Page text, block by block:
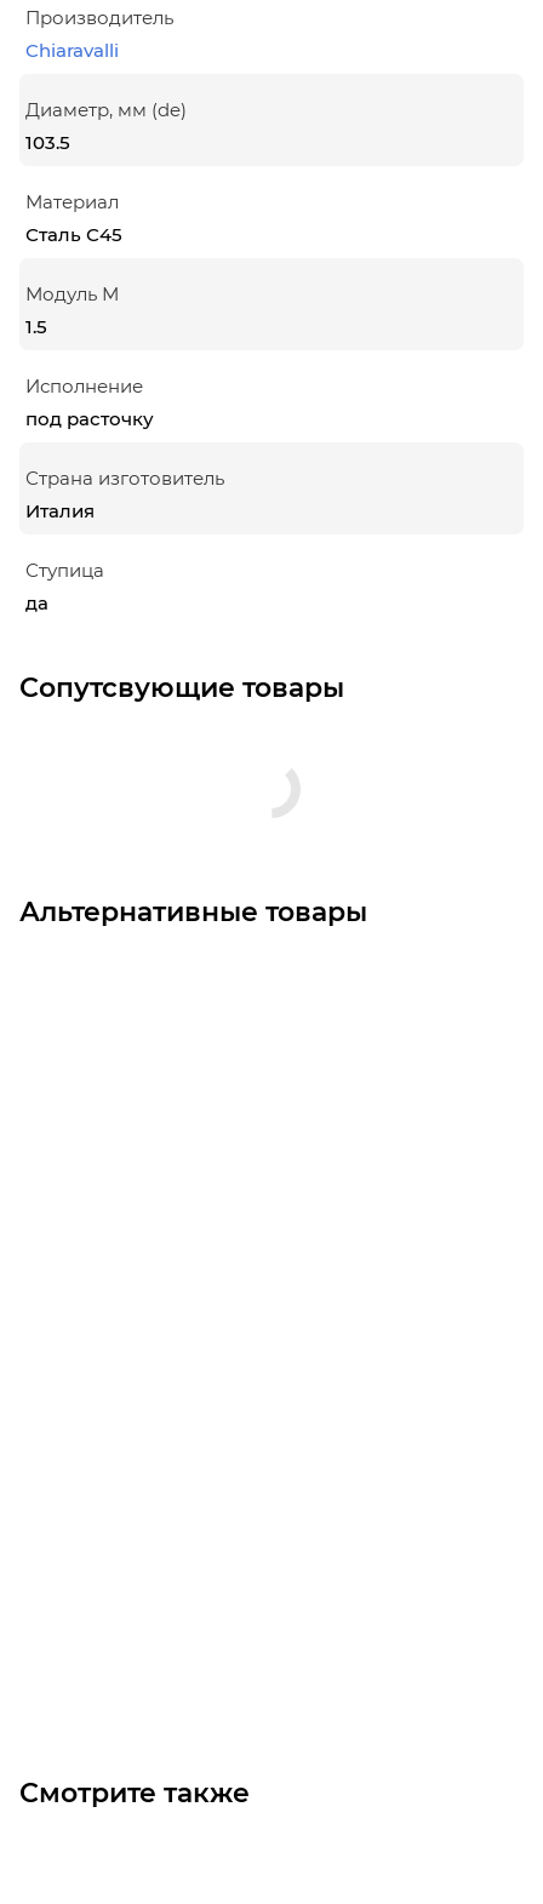
Производитель
Chiaravalli
Диаметр, мм (de)
103.5
Материал
Сталь С45
Модуль М
1.5
Исполнение
под расточку
Страна изготовитель
Италия
Ступица
да
Сопутсвующие товары
Альтернативные товары
Смотрите также